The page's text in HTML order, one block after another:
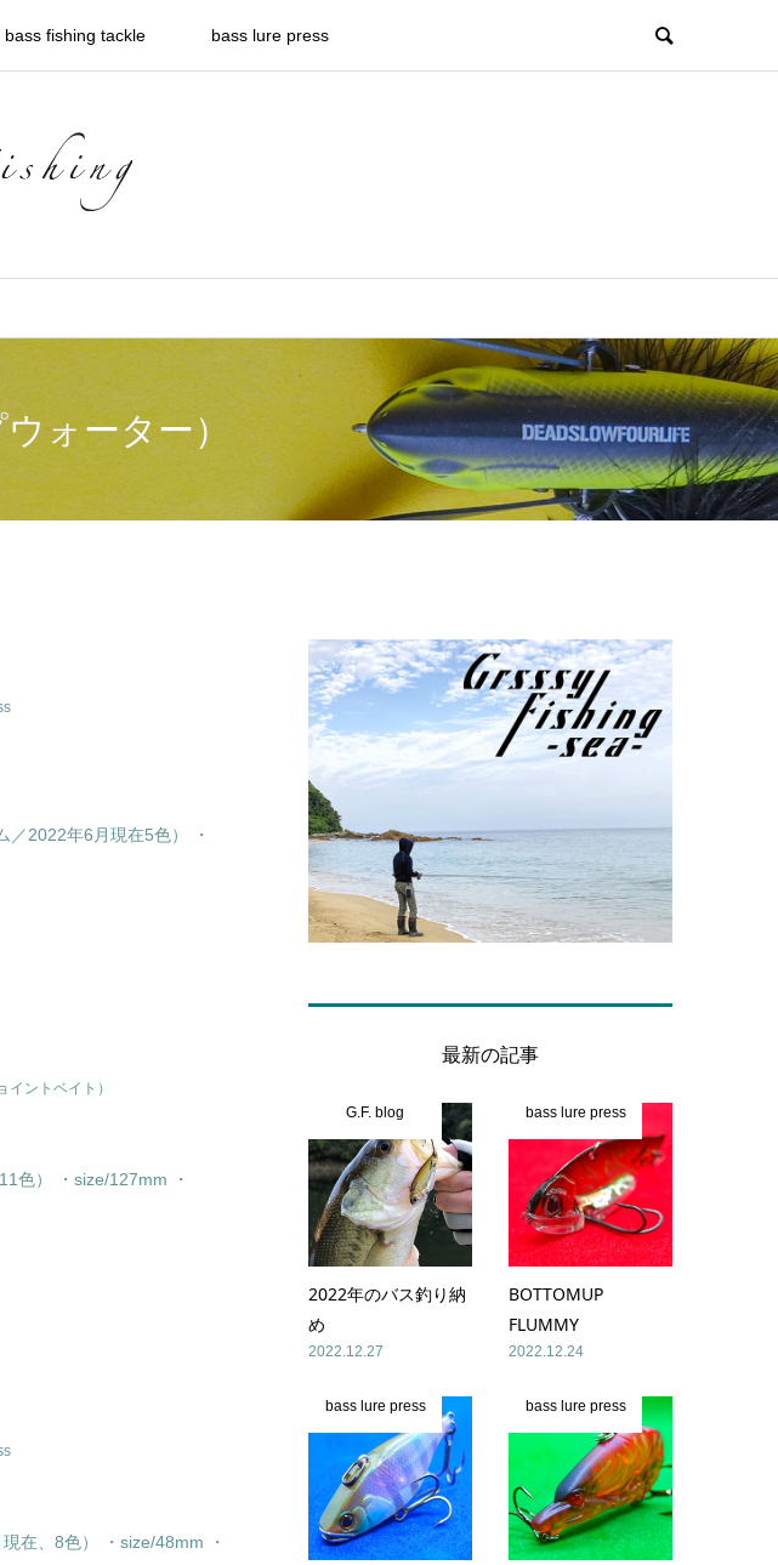
bass fishing tackle bass lure press
ォーター）
／2022年6月現在5色） ・
イントベイト）
色） ・size/127mm ・
在、8色） ・size/48mm ・
最新の記事
G.F. blog
2022年のバス釣り納
め
2022.12.27
bass lure press
BOTTOMUP
FLUMMY
2022.12.24
bass lure press bass lure press